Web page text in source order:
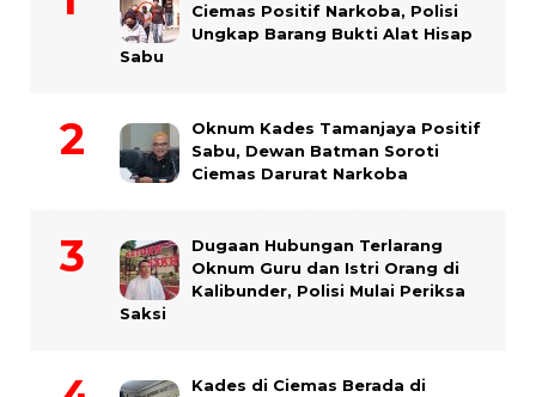
Ciemas Positif Narkoba, Polisi
Ungkap Barang Bukti Alat Hisap
Sabu
Oknum Kades Tamanjaya Positif
Sabu, Dewan Batman Soroti
Ciemas Darurat Narkoba
Dugaan Hubungan Terlarang
Oknum Guru dan Istri Orang di
Kalibunder, Polisi Mulai Periksa
Saksi
Kades di Ciemas Berada di